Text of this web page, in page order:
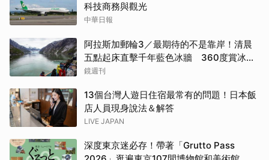
科技商務與觀光
中華日報
阿拉斯加郵輪3／最期待的不是靠岸！清晨
五點起床直擊千年藍色冰牆 360度賞冰川
太療癒
鏡週刊
13個台灣人遊日住宿最常有的問題！日本飯
店人員現身說法＆解答
LIVE JAPAN
深度東京迷必存！帶著「Grutto Pass